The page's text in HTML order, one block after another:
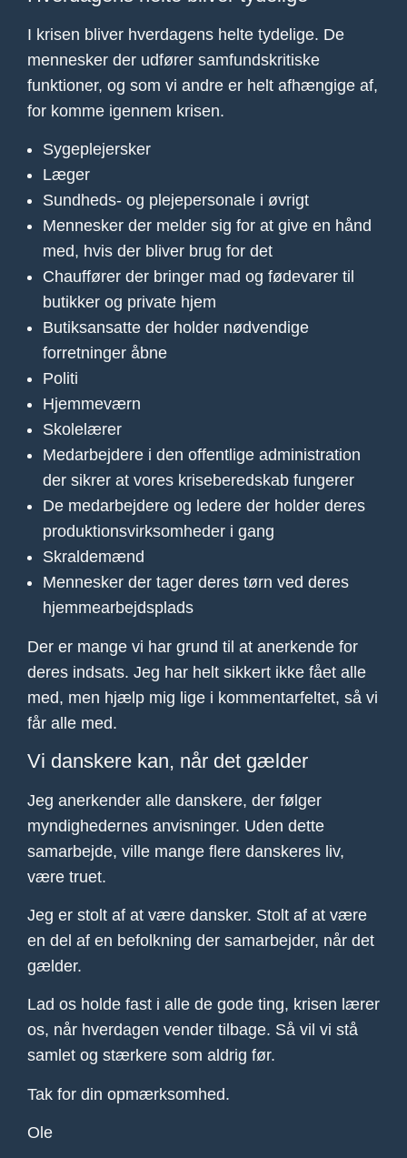
I krisen bliver hverdagens helte tydelige. De
mennesker der udfører samfundskritiske
funktioner, og som vi andre er helt afhængige af,
for komme igennem krisen.
Sygeplejersker
Læger
Sundheds- og plejepersonale i øvrigt
Mennesker der melder sig for at give en hånd
med, hvis der bliver brug for det
Chauffører der bringer mad og fødevarer til
butikker og private hjem
Butiksansatte der holder nødvendige
forretninger åbne
Politi
Hjemmeværn
Skolelærer
Medarbejdere i den offentlige administration
der sikrer at vores kriseberedskab fungerer
De medarbejdere og ledere der holder deres
produktionsvirksomheder i gang
Skraldemænd
Mennesker der tager deres tørn ved deres
hjemmearbejdsplads
Der er mange vi har grund til at anerkende for
deres indsats. Jeg har helt sikkert ikke fået alle
med, men hjælp mig lige i kommentarfeltet, så vi
får alle med.
Vi danskere kan, når det gælder
Jeg anerkender alle danskere, der følger
myndighedernes anvisninger. Uden dette
samarbejde, ville mange flere danskeres liv,
være truet.
Jeg er stolt af at være dansker. Stolt af at være
en del af en befolkning der samarbejder, når det
gælder.
Lad os holde fast i alle de gode ting, krisen lærer
os, når hverdagen vender tilbage. Så vil vi stå
samlet og stærkere som aldrig før.
Tak for din opmærksomhed.
Ole